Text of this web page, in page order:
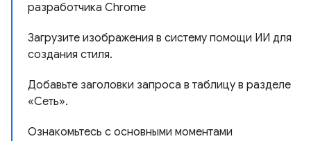
разработчика Chrome
Загрузите изображения в систему помощи ИИ для
создания стиля.
Добавьте заголовки запроса в таблицу в разделе
«Сеть».
Ознакомьтесь с основными моментами